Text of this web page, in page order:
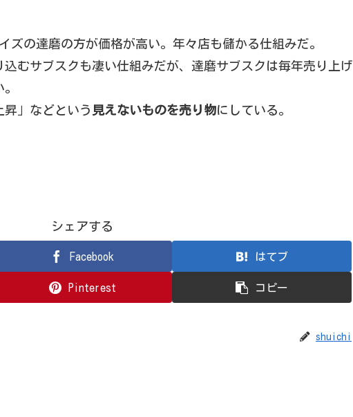
ズの達磨の方が価格が高い。年々店も儲かる仕組みだ。
むサブスクも凄い仕組みだが、達磨サブスクは毎年売り上げ
昇」などという 見えないものを売り物にしている。
シェアする
Facebook はてブ
Pinterest コピー
shuichi